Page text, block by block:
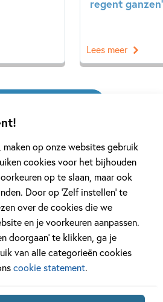
op onze websites gebruik
cookies voor het bijhouden
op te slaan, maar ook
Door op ‘Zelf instellen’ te
over de cookies die we
en je voorkeuren aanpassen.
doorgaan’ te klikken, ga je
van alle categorieën cookies
cookie statement.
regent ganzen’
Lees meer
auteur